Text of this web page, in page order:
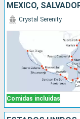
Comidas incluidas
Crystal Serenity